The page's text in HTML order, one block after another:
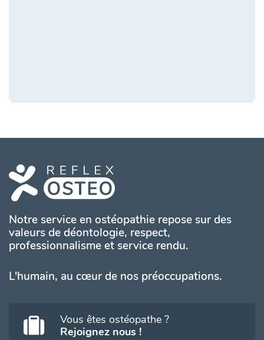
Notre service en ostéopathie repose sur des
valeurs de déontologie, respect,
professionnalisme et service rendu.
L'humain, au cœur de nos préoccupations.
Vous êtes ostéopathe ?
Rejoignez nous !